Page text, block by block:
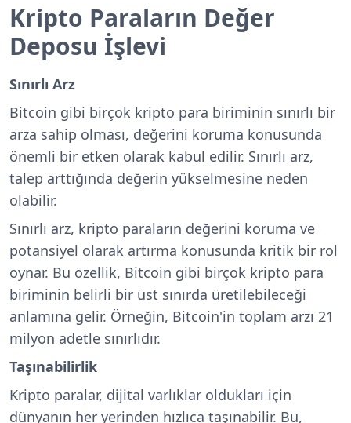
Kripto Paraların Değer
Deposu İşlevi
Sınırlı Arz
Bitcoin gibi birçok kripto para biriminin sınırlı bir
arza sahip olması, değerini koruma konusunda
önemli bir etken olarak kabul edilir. Sınırlı arz,
talep arttığında değerin yükselmesine neden
olabilir.
Sınırlı arz, kripto paraların değerini koruma ve
potansiyel olarak artırma konusunda kritik bir rol
oynar. Bu özellik, Bitcoin gibi birçok kripto para
biriminin belirli bir üst sınırda üretilebileceği
anlamına gelir. Örneğin, Bitcoin'in toplam arzı 21
milyon adetle sınırlıdır.
Taşınabilirlik
Kripto paralar, dijital varlıklar oldukları için
dünyanın her yerinden hızlıca taşınabilir. Bu,